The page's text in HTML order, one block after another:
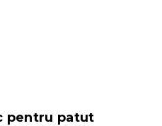
pentru patut